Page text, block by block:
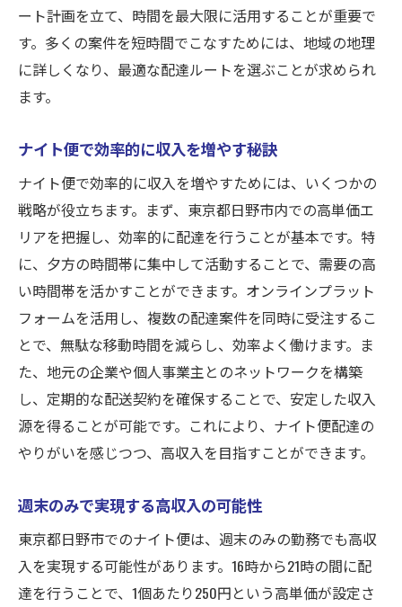
ナイト便を活用した生活改善のヒント
東京都日野市での柔軟な働き方を実現
時間を有効に使った収入アップ術
東京都日野市での高単価宅配の魅力
ナイト便で得られる高単価の秘訣
東京都日野市での宅配の特徴と魅力
シフト自由ならではの収入の上げ方
高単価ナイト便の魅力を徹底解剖
魅力的な収入を可能にする働き方
ナイト便で効率的に高収入を得る方法
効率的なルートで収入を最大化する秘訣
ナイト便の高単価を活かす効率のコツ
高収入を目指すための時間管理術
シフト自由が生む収入増の可能性
ナイト便を活用した効果的な働き方
高単価ナイト便で週末だけ働く利点
週末のみで高収入を実現する方法
ート計画を立て、時間を最大限に活用することが重要で
す。多くの案件を短時間でこなすためには、地域の地理
に詳しくなり、最適な配達ルートを選ぶことが求められ
ます。
ナイト便で効率的に収入を増やす秘訣
ナイト便で効率的に収入を増やすためには、いくつかの
戦略が役立ちます。まず、東京都日野市内での高単価エ
リアを把握し、効率的に配達を行うことが基本です。特
に、夕方の時間帯に集中して活動することで、需要の高
い時間帯を活かすことができます。オンラインプラット
フォームを活用し、複数の配達案件を同時に受注するこ
とで、無駄な移動時間を減らし、効率よく働けます。ま
た、地元の企業や個人事業主とのネットワークを構築
し、定期的な配送契約を確保することで、安定した収入
源を得ることが可能です。これにより、ナイト便配達の
やりがいを感じつつ、高収入を目指すことができます。
週末のみで実現する高収入の可能性
東京都日野市でのナイト便は、週末のみの勤務でも高収
入を実現する可能性があります。16時から21時の間に配
達を行うことで、1個あたり250円という高単価が設定さ